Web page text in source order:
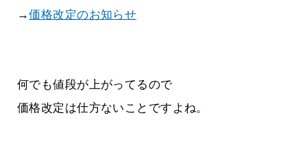
→価格改定のお知らせ
何でも値段が上がってるので
価格改定は仕方ないことですよね。